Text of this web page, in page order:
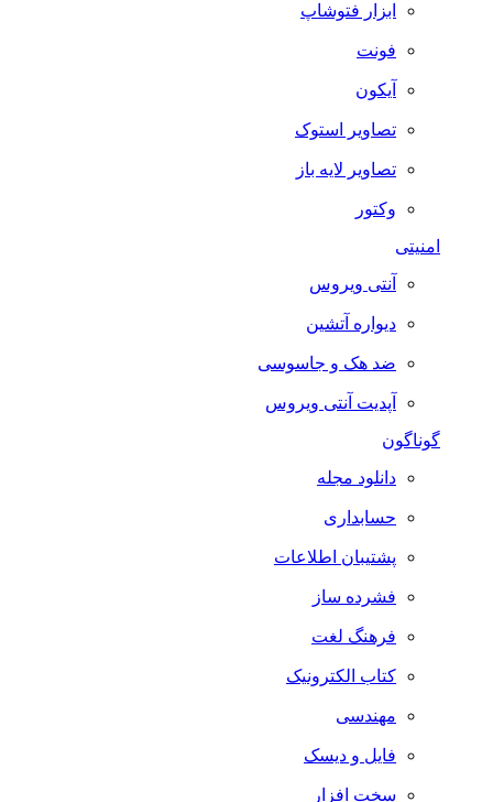
ابزار فتوشاپ
فونت
آیکون
تصاویر استوک
تصاویر لایه باز
وکتور
امنیتی
آنتی ویروس
دیواره آتشین
ضد هک و جاسوسی
آپدیت آنتی ویروس
گوناگون
دانلود مجله
حسابداری
پشتیبان اطلاعات
فشرده ساز
فرهنگ لغت
کتاب الکترونیک
مهندسی
فایل و دیسک
سخت افزار